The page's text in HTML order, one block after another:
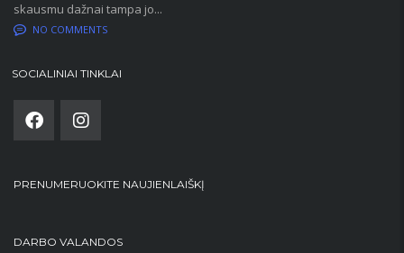
skausmu dažnai tampa jo...
NO COMMENTS
SOCIALINIAI TINKLAI
PRENUMERUOKITE NAUJIENLAIŠKĮ
DARBO VALANDOS